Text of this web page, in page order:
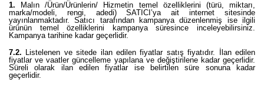
1. Malın /Ürün/Ürünlerin/ Hizmetin temel özelliklerini (türü, miktarı,
marka/modeli, rengi, adedi) SATICI’ya ait internet sitesinde
yayınlanmaktadır. Satıcı tarafından kampanya düzenlenmiş ise ilgili
ürünün temel özelliklerini kampanya süresince inceleyebilirsiniz.
Kampanya tarihine kadar geçerlidir.
7.2. Listelenen ve sitede ilan edilen fiyatlar satış fiyatıdır. İlan edilen
fiyatlar ve vaatler güncelleme yapılana ve değiştirilene kadar geçerlidir.
Süreli olarak ilan edilen fiyatlar ise belirtilen süre sonuna kadar
geçerlidir.